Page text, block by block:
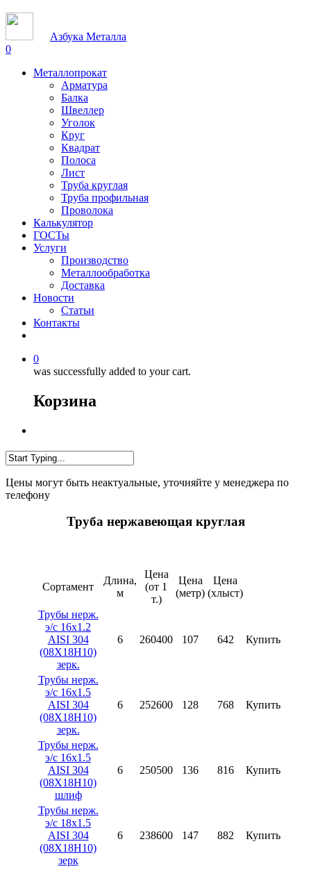
Азбука Металла
0
Металлопрокат
Арматура
Балка
Швеллер
Уголок
Круг
Квадрат
Полоса
Лист
Труба круглая
Труба профильная
Проволока
Калькулятор
ГОСТы
Услуги
Производство
Металлообработка
Доставка
Новости
Статьи
Контакты
0
was successfully added to your cart.
Корзина
Цены могут быть неактуальные, уточняйте у менеджера по
телефону
Труба нержавеющая круглая
Сортамент
Длина,
м
Цена
(от 1
т.)
Цена
(метр)
Цена
(хлыст)
Трубы нерж.
э/с 16х1.2
AISI 304
(08X18H10)
зерк.
6 260400 107 642 Купить
Трубы нерж.
э/с 16х1.5
AISI 304
(08X18H10)
зерк.
6 252600 128 768 Купить
Трубы нерж.
э/с 16х1.5
AISI 304
(08X18H10)
шлиф
6 250500 136 816 Купить
Трубы нерж.
э/с 18х1.5
AISI 304
(08X18H10)
зерк
6 238600 147 882 Купить